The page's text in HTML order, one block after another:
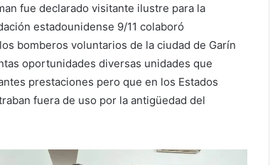
fue declarado visitante ilustre para la
estadounidense 9/11 colaboró
bomberos voluntarios de la ciudad de Garín
oportunidades diversas unidades que
prestaciones pero que en los Estados
fuera de uso por la antigüedad del